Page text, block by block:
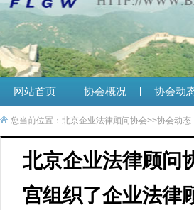
网站首页 协会概况 协会动
您当前位置： 北京企业法律顾问协会>>协会动态
北京企业法律顾问
宫组织了企业法律